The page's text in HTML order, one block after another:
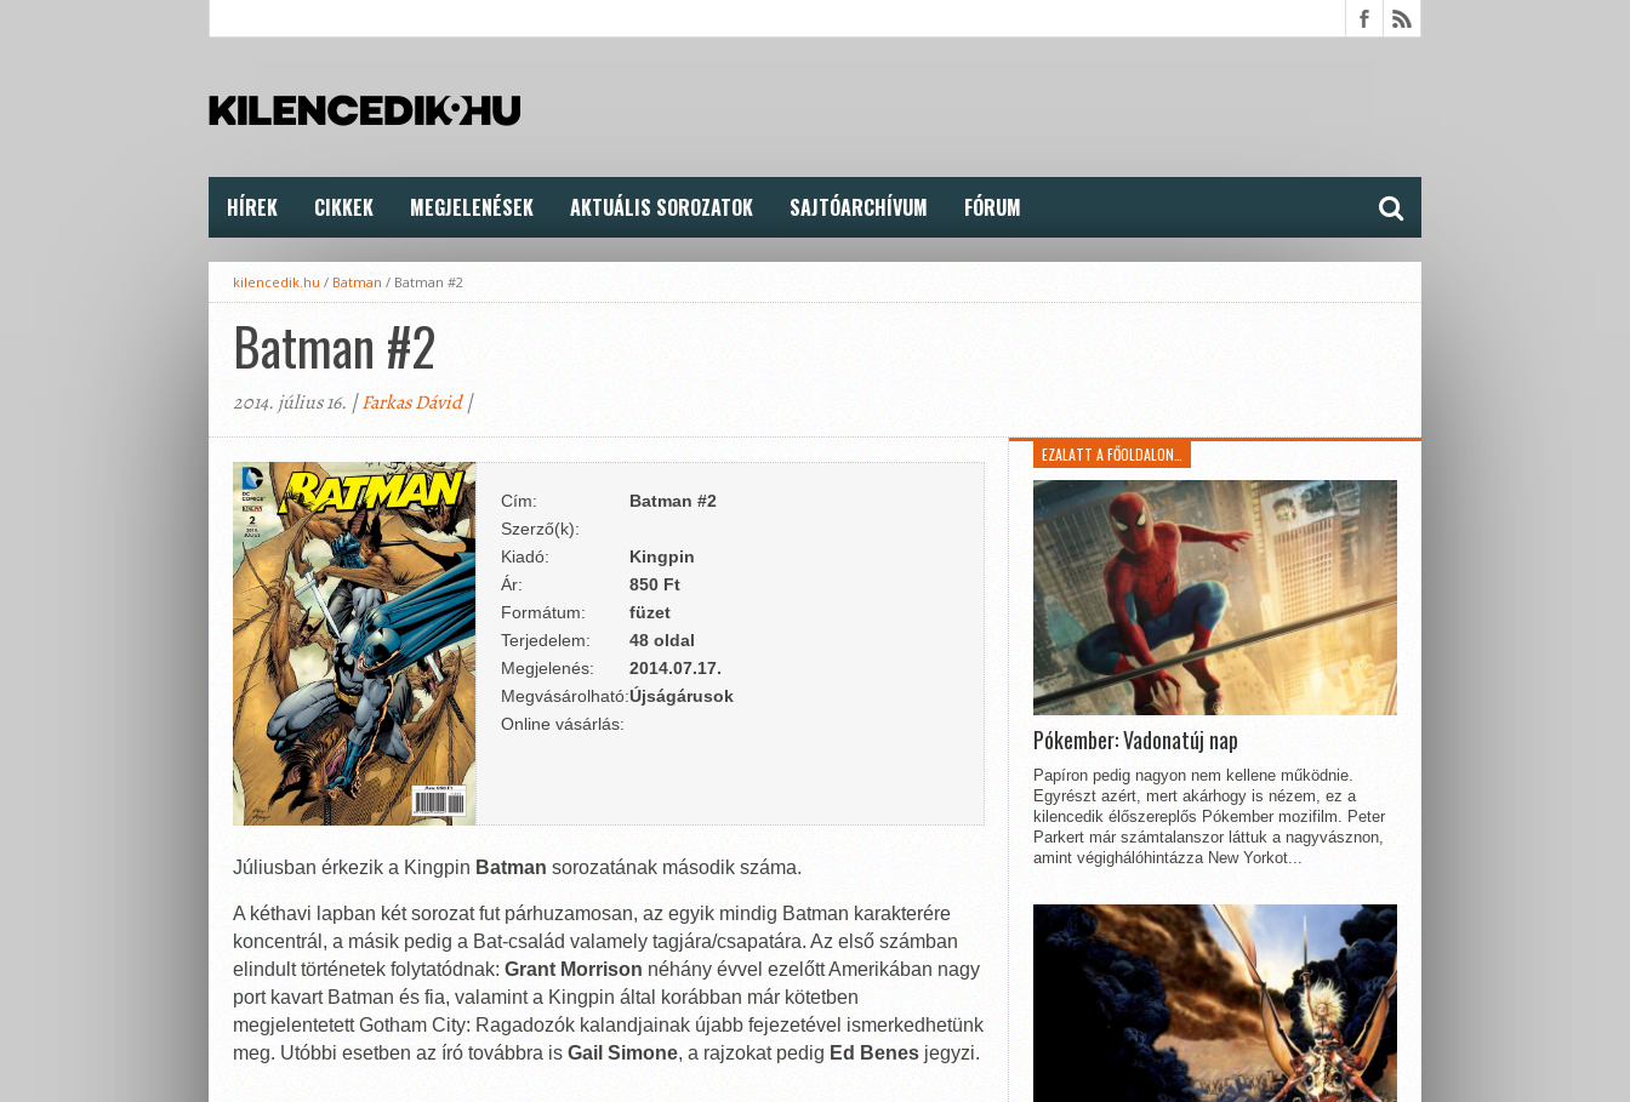
HÍREK CIKKEK MEGJELENÉSEK AKTUÁLIS SOROZATOK SAJTÓARCHÍVUM FÓRUM
kilencedik.hu / Batman / Batman #2
Batman #2
2014. július 16. |Farkas Dávid|
Cím:
Batman #2
Szerző(k):
Kiadó:
Kingpin
Ár:
850 Ft
Formátum:
füzet
Terjedelem:
48 oldal
Megjelenés:
2014.07.17.
Megvásárolható:Újságárusok
Online vásárlás:
Júliusban érkezik a Kingpin Batman sorozatának második száma.
A kéthavi lapban két sorozat fut párhuzamosan, az egyik mindig Batman karakterére
koncentrál, a másik pedig a Bat-család valamely tagjára/csapatára. Az első számban
elindult történetek folytatódnak: Grant Morrison néhány évvel ezelőtt Amerikában nagy
port kavart Batman és fia, valamint a Kingpin által korábban már kötetben
megjelentetett Gotham City: Ragadozók kalandjainak újabb fejezetével ismerkedhetünk
meg. Utóbbi esetben az író továbbra is Gail Simone, a rajzokat pedig Ed Benesjegyzi.
EZALATT A FŐOLDALON…
Pókember: Vadonatúj nap
Papíron pedig nagyon nem kellene működnie.
Egyrészt azért, mert akárhogy is nézem, ez a
kilencedik élőszereplős Pókember mozifilm. Peter
Parkert már számtalanszor láttuk a nagyvásznon,
amint végighálóhintázza New Yorkot...